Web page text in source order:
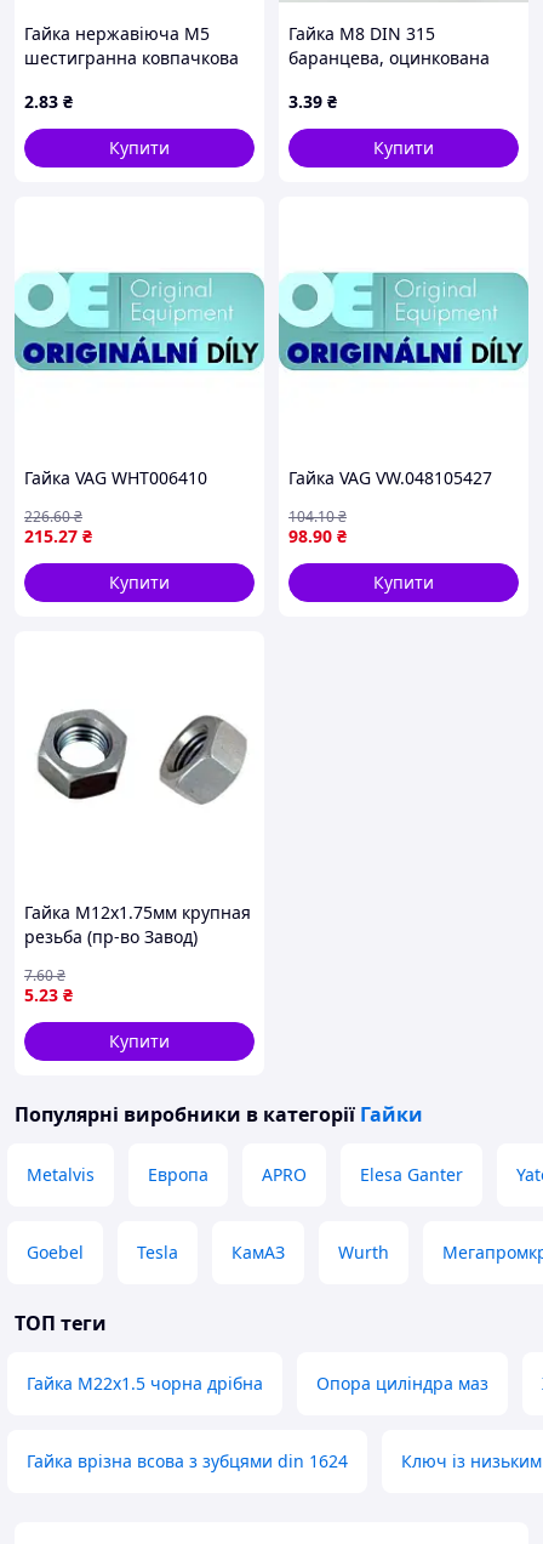
Гайка нержавіюча М5
шестигранна ковпачкова
2.83 ₴
Купити
Гайка М8 DIN 315
баранцева, оцинкована
3.39 ₴
Купити
Гайка VAG WHT006410
215.27 ₴
226.60₴
Купити
Гайка VAG VW.048105427
98.90 ₴
104.10₴
Купити
Гайка М12х1.75мм крупная
резьба (пр-во Завод)
5.23 ₴
7.60₴
Купити
Популярні виробники в категорії Гайки
Metalvis Европа APRO Elesa Ganter
Goebel Tesla КамАЗ Wurth
ТОП теги
Гайка М22х1.5 чорна дрібна Опора циліндра маз
Гайка врізна всова з зубцями din 1624 Ключ із